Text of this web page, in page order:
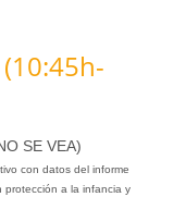
SE VEA)
con datos del informe
protección a la infancia y